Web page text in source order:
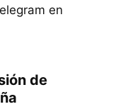
en
de